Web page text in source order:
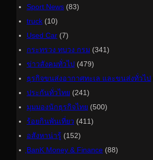
Sport News (83)
truck (10)
Used Car (7)
กระทรวง ทบวง กรม (341)
ข่าวสังคมทั่วไป (479)
ธุรกิจขนส่งอากาศทะเล และขนส่งทั่วไป
ประกันทั่วไทย (241)
มุมมองนักธุรกิจไทย (500)
ร้อยกินพันเที่ยว (411)
อสังหาน่ารู้ (152)
ฺBanK Money & Finance (88)